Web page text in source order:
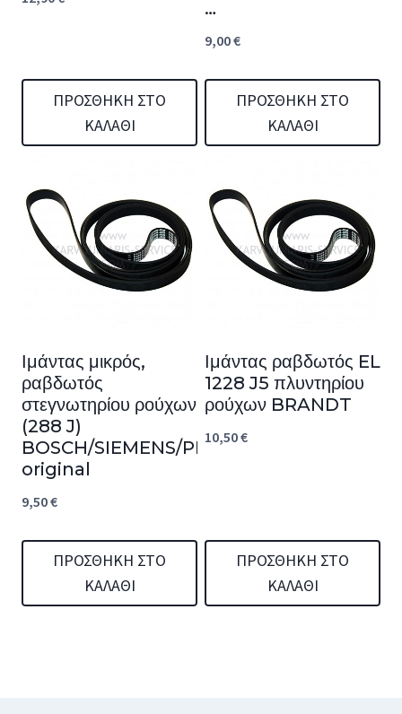
ΠΡΟΣΘΉΚΗ ΣΤΟ
ΚΑΛΆΘΙ
…
9,00€
ΠΡΟΣΘΉΚΗ ΣΤΟ
ΚΑΛΆΘΙ
Ιμάντας μικρός,
ραβδωτός
στεγνωτηρίου ρούχων
(288 J)
BOSCH/SIEMENS/PITSOS
original
9,50€
ΠΡΟΣΘΉΚΗ ΣΤΟ
ΚΑΛΆΘΙ
Ιμάντας ραβδωτός EL
1228 J5 πλυντηρίου
ρούχων BRANDT
10,50€
ΠΡΟΣΘΉΚΗ ΣΤΟ
ΚΑΛΆΘΙ